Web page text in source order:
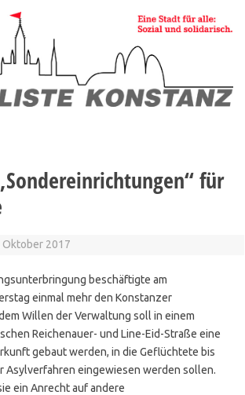
für
Oktober 2017
beschäftigte am
einmal mehr den Konstanzer
Willen der Verwaltung soll in einem
Reichenauer- und Line-Eid-Straße eine
gebaut werden, in die Geflüchtete bis
Asylverfahren eingewiesen werden sollen.
ein Anrecht auf andere